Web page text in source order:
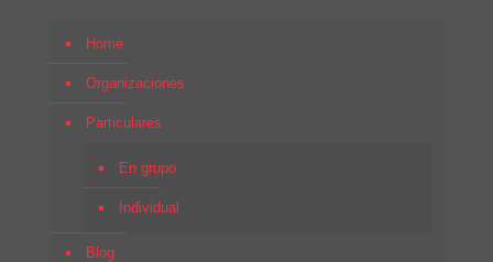
Home
Organizaciones
Particulares
En grupo
Individual
Blog